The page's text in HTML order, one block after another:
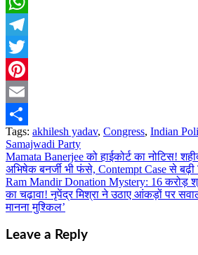
WhatsApp
Telegram
Twitter
Pinterest
Email
Share
Tags: akhilesh yadav, Congress, Indian
Samajwadi Party
Post
navigation
Mamata Banerjee को हाईकोर्ट का नोटिस!
अभिषेक बनर्जी भी फंसे, Contempt Case से
Ram Mandir Donation Mystery: 16 करोड़
का चढ़ावा! नृपेंद्र मिश्रा ने उठाए आंकड़ों पर
मानना मुश्किल’
Leave a Reply